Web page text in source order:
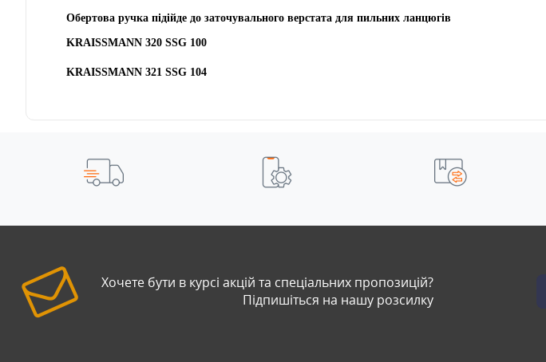
Обертова ручка підійде до заточувального верстата для пильних ланцюгів
KRAISSMANN 320 SSG 100
KRAISSMANN 321 SSG 104
Хочете бути в курсі акцій та спеціальних пропозицій?
Підпишіться на нашу розсилку